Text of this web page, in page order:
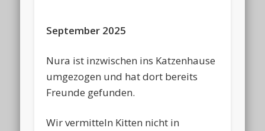
September 2025
Nura ist inzwischen ins Katzenhause
umgezogen und hat dort bereits
Freunde gefunden.
Wir vermitteln Kitten nicht in